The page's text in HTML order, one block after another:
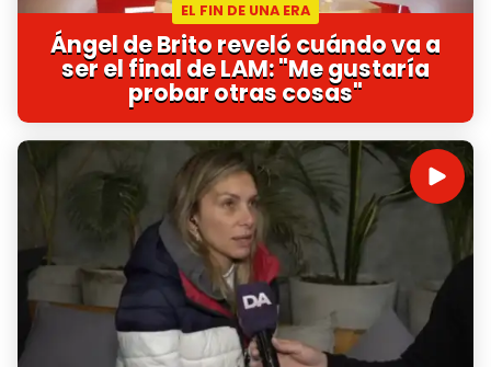
EL FIN DE UNA ERA
Ángel de Brito reveló cuándo va a
ser el final de LAM: "Me gustaría
probar otras cosas"